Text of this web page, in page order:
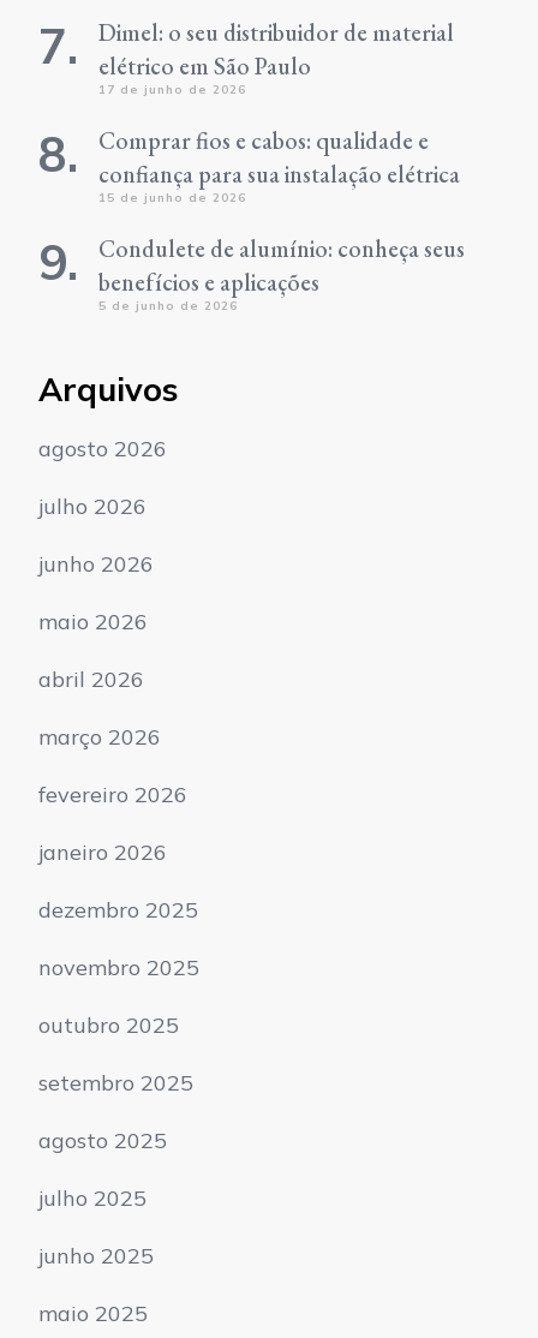
Dimel: o seu distribuidor de material
elétrico em São Paulo
17 de junho de 2026
Comprar fios e cabos: qualidade e
confiança para sua instalação elétrica
15 de junho de 2026
Condulete de alumínio: conheça seus
benefícios e aplicações
5 de junho de 2026
Arquivos
agosto 2026
julho 2026
junho 2026
maio 2026
abril 2026
março 2026
fevereiro 2026
janeiro 2026
dezembro 2025
novembro 2025
outubro 2025
setembro 2025
agosto 2025
julho 2025
junho 2025
maio 2025